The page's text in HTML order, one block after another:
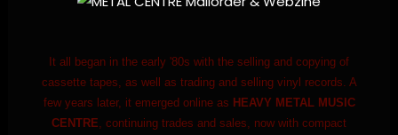
It all began in the early '80s with the selling and copying of
cassette tapes, as well as trading and selling vinyl records. A
few years later, it emerged online as HEAVY METAL MUSIC
CENTRE , continuing trades and sales, now with compact